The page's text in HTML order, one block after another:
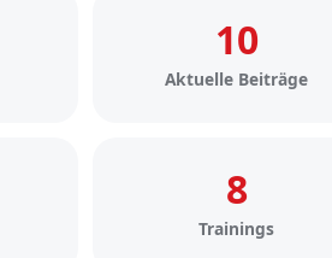
10
Aktuelle Beiträge
8
Trainings